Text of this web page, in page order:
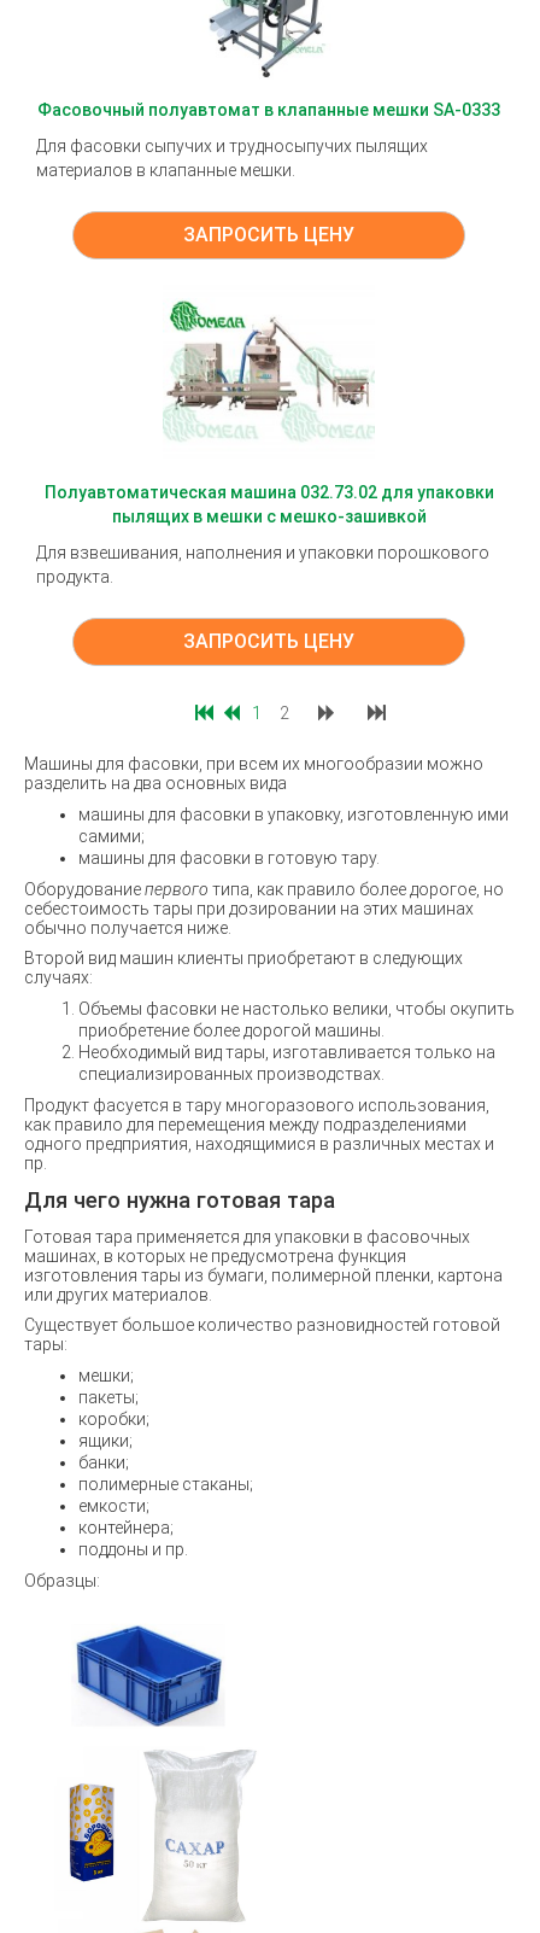
Фасовочный полуавтомат в клапанные мешки SA-0333
Для фасовки сыпучих и трудносыпучих пылящих
материалов в клапанные мешки.
ЗАПРОСИТЬ ЦЕНУ
Полуавтоматическая машина 032.73.02 для упаковки
пылящих в мешки с мешко-зашивкой
Для взвешивания, наполнения и упаковки порошкового
продукта.
ЗАПРОСИТЬ ЦЕНУ
1 2
Машины для фасовки, при всем их многообразии можно
разделить на два основных вида
машины для фасовки в упаковку, изготовленную ими
самими;
машины для фасовки в готовую тару.
Оборудованиепервого типа, как правило более дорогое, но
себестоимость тары при дозировании на этих машинах
обычно получается ниже.
Второй вид машин клиенты приобретают в следующих
случаях:
Объемы фасовки не настолько велики, чтобы окупить
приобретение более дорогой машины.
Необходимый вид тары, изготавливается только на
специализированных производствах.
Продукт фасуется в тару многоразового использования,
как правило для перемещения между подразделениями
одного предприятия, находящимися в различных местах и
пр.
Для чего нужна готовая тара
Готовая тара применяется для упаковки в фасовочных
машинах, в которых не предусмотрена функция
изготовления тары из бумаги, полимерной пленки, картона
или других материалов.
Существует большое количество разновидностей готовой
тары:
мешки;
пакеты;
коробки;
ящики;
банки;
полимерные стаканы;
емкости;
контейнера;
поддоны и пр.
Образцы: